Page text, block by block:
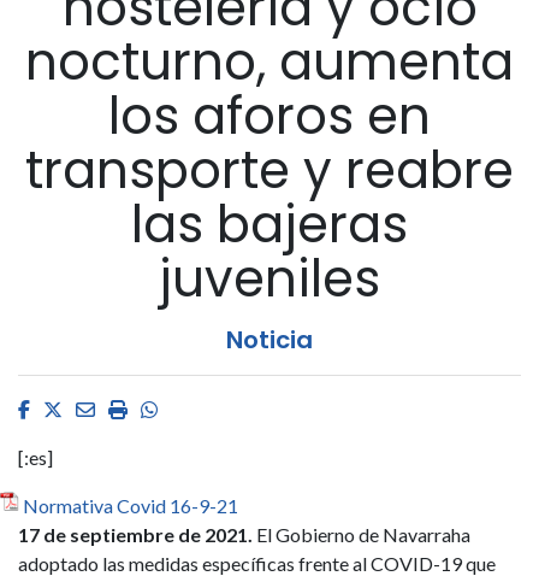
nocturno, aumenta
los aforos en
transporte y reabre
las bajeras
juveniles
Noticia
Facebook
Twitter
EmailImprimirWhatsapp
[:es]
Normativa Covid 16-9-21
17 de septiembre de 2021. El Gobierno de Navarraha
adoptado las medidas específicas frente al COVID-19 que